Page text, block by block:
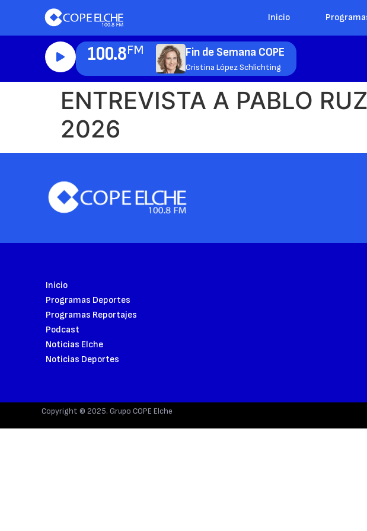
Inicio
100.8FM Fin de Semana COPE
Cristina López Schlichting
ENTREVISTA A PABLO
2026
Inicio
Programas Deportes
Programas Reportajes
Podcast
Noticias Elche
Noticias Deportes
Copyright © 2025. Grupo COPE Elche